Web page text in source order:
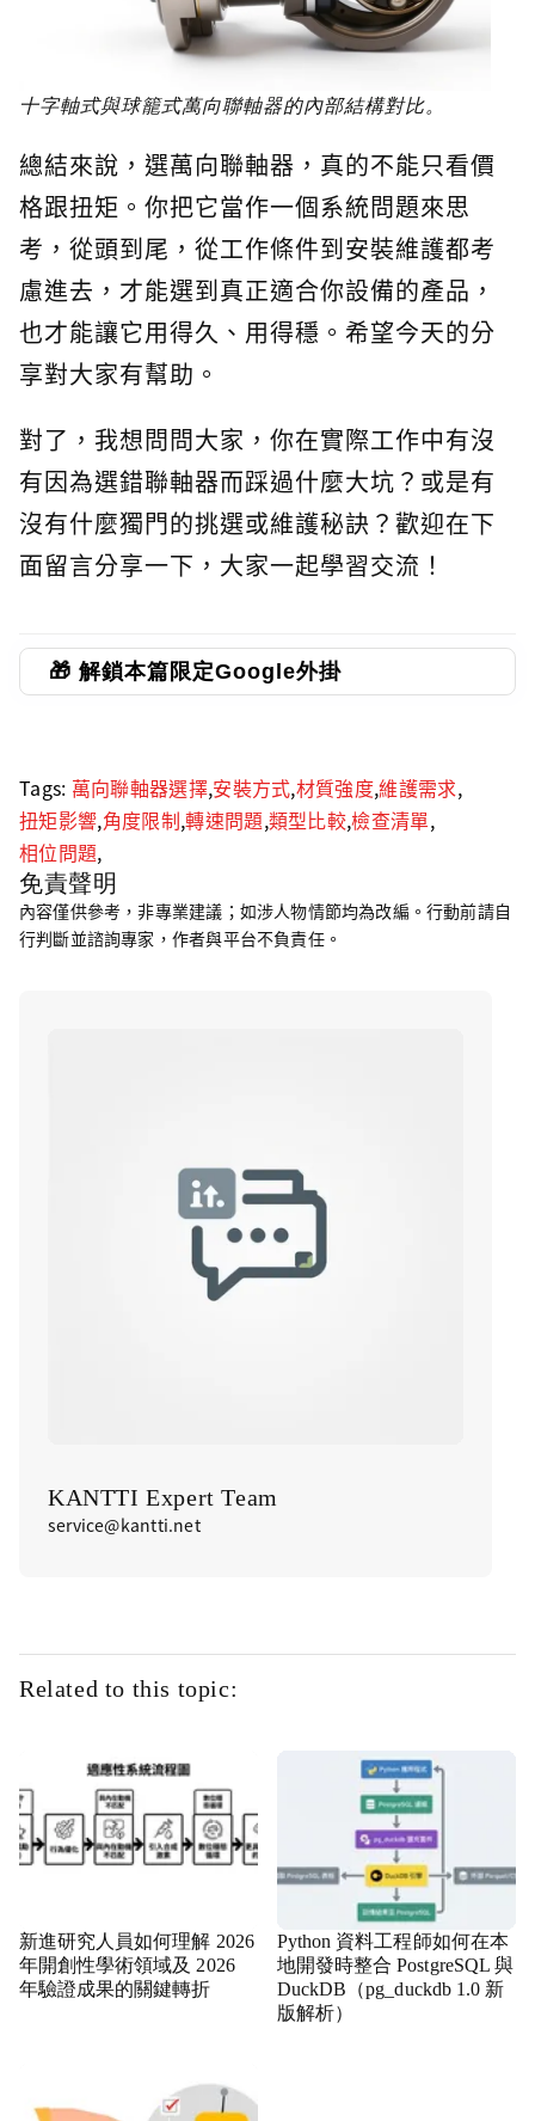
十字軸式與球籠式萬向聯軸器的內部結構對比。
總結來說，選萬向聯軸器，真的不能只看價
格跟扭矩。你把它當作一個系統問題來思
考，從頭到尾，從工作條件到安裝維護都考
慮進去，才能選到真正適合你設備的產品，
也才能讓它用得久、用得穩。希望今天的分
享對大家有幫助。
對了，我想問問大家，你在實際工作中有沒
有因為選錯聯軸器而踩過什麼大坑？或是有
沒有什麼獨門的挑選或維護秘訣？歡迎在下
面留言分享一下，大家一起學習交流！
🎁 解鎖本篇限定Google外掛
Tags: 萬向聯軸器選擇,安裝方式,材質強度,維護需求,
扭矩影響,角度限制,轉速問題,類型比較,檢查清單,
相位問題,
免責聲明
內容僅供參考，非專業建議；如涉人物情節均為改編。行動前請自
行判斷並諮詢專家，作者與平台不負責任。
KANTTI Expert Team
service@kantti.net
Related to this topic:
新進研究人員如何理解 2026
年開創性學術領域及 2026
年驗證成果的關鍵轉折
Python 資料工程師如何在本
地開發時整合 PostgreSQL 與
DuckDB（pg_duckdb 1.0 新
版解析）